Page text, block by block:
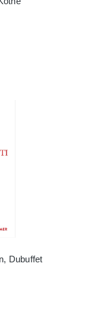
Dubuffet